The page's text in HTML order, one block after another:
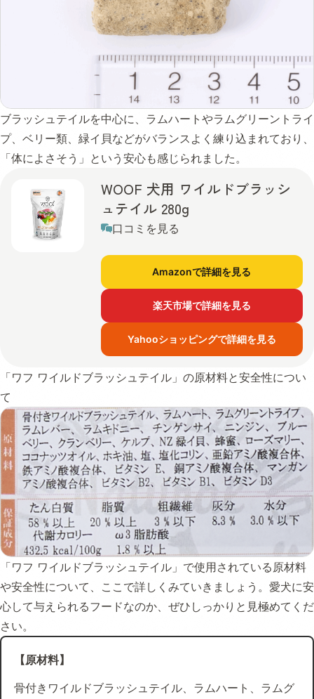
ブラッシュテイルを中心に、ラムハートやラムグリーントライ
プ、ベリー類、緑イ貝などがバランスよく練り込まれており、
「体によさそう」という安心も感じられました。
WOOF 犬用 ワイルドブラッシ
ュテイル 280g
口コミを見る
Amazonで詳細を見る
楽天市場で詳細を見る
Yahooショッピングで詳細を見る
「ワフ ワイルドブラッシュテイル」の原材料と安全性につい
て
「ワフ ワイルドブラッシュテイル」で使用されている原材料
や安全性について、ここで詳しくみていきましょう。愛犬に安
心して与えられるフードなのか、ぜひしっかりと見極めてくだ
さい。
【原材料】
骨付きワイルドブラッシュテイル、ラムハート、ラムグ